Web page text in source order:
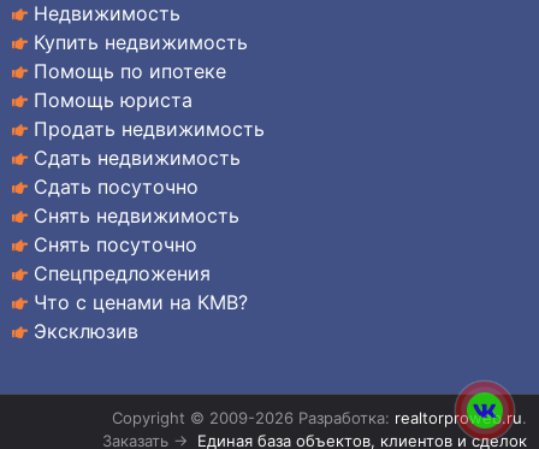
Недвижимость
Купить недвижимость
Помощь по ипотеке
Помощь юриста
Продать недвижимость
Сдать недвижимость
Сдать посуточно
Снять недвижимость
Снять посуточно
Спецпредложения
Что с ценами на КМВ?
Эксклюзив
Copyright © 2009-2026 Разработка: realtorproweb.ru.
Заказать → Единая база объектов, клиентов и сделок